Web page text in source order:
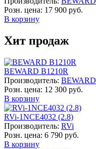
Розн. цена: 17 900 руб.
В корзину
Хит продаж
BEWARD B1210R
Производитель: BEWARD
Розн. цена: 12 300 руб.
В корзину
RVi-1NCE4032 (2.8)
Производитель: RVi
Розн. цена: 6 790 руб.
В корзину